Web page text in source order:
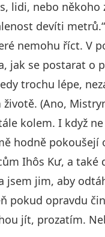
lidi, nebo někoho
devíti
nemohu říct. V
jak se postarat o
trochu lépe,
(Ano,
kolem. I když
hodně pokoušejí
Ihôs Kư, a
jsem jim, aby
pokud opravdu
jít, prozatím.